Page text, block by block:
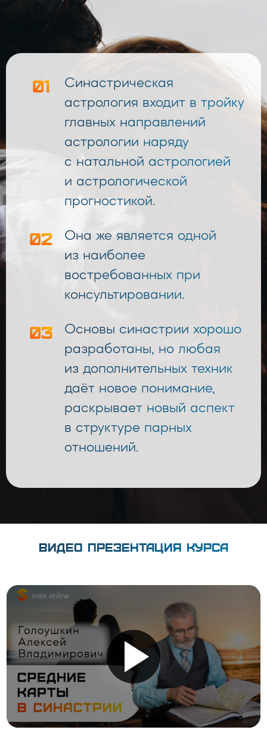
01
Синастрическая
астрология входит в тройку
главных направлений
астрологии наряду
с натальной астрологией
и астрологической
прогностикой.
02
Она же является одной
из наиболее
востребованных при
консультировании.
03
Основы синастрии хорошо
разработаны, но любая
из дополнительных техник
даёт новое понимание,
раскрывает новый аспект
в структуре парных
отношений.
ВИДЕО ПРЕЗЕНТАЦИЯ КУРСА